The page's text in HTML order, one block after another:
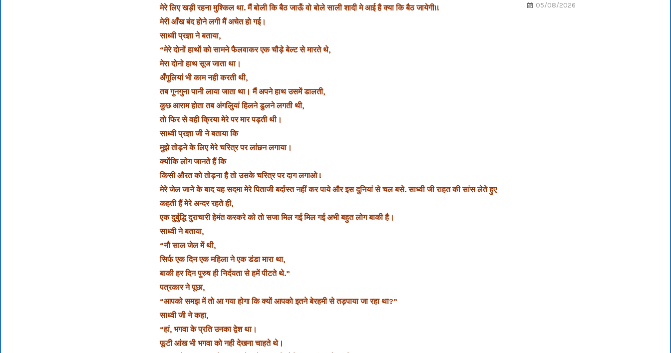
मेरे लिए खड़ी रहना मुश्किल था. मैं बोली कि बैठ जाऊँ वो बोले साली शादी मे आई है क्या कि बैठ जायेगी!!
मेरी आँख बंद होने लगी मैं अचेत हो गई।
साध्वी प्रज्ञा ने बताया,
“मेरे दोनों हाथों को सामने फैलवाकर एक चौड़े बेल्ट से मारते थे,
मेरा दोनो हाथ सूज जाता था।
अँगुलियां भी काम नही करती थी,
तब गुनगुना पानी लाया जाता था। मैं अपने हाथ उसमें डालती,
कुछ आराम होता तब अंगलुियां हिलने डुलने लगती थी,
तो फिर से वही क्रिया मेरे पर मार पड़ती थी।
साध्वी प्रज्ञा जी ने बताया कि
मुझे तोड़ने के लिए मेरे चरित्र पर लांछन लगाया।
क्योंकि लोग जानते हैं कि
किसी औरत को तोड़ना है तो उसके चरित्र पर दाग लगाओ !
मेरे जेल जाने के बाद यह सदमा मेरे पिताजी बर्दास्त नहीं कर पाये और इस दुनियां से चल बसे. साध्वी जी राहत की सांस लेते हुए
कहती हैं मेरे अन्दर रहते ही,
एक दुर्बुद्धि दुराचारी हेमंत करकरे को तो सजा मिल गई‎ मिल गई अभी बहुत लोग बाकी है।
साध्वी ने बताया,
“नौ साल जेल में थी,
सिर्फ एक दिन एक महिला ने एक डंडा मारा था,
बाकी हर दिन पुरुष ही निर्दयता से हमें पीटते थे.”
पत्रकार ने पूछा,
“आपको समझ में तो आ गया होगा कि क्यों आपको इतने बेरहमी से तड़पाया जा रहा था?”
साध्वी जी ने कहा,
“हां, भगवा के प्रति उनका द्वेश था।
फूटी आंख भी भगवा को नही देखना चाहते थे।
05/08/2026